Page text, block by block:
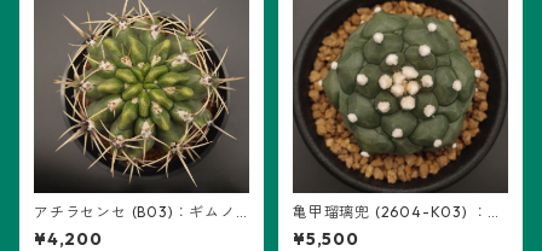
アチラセンセ (B03)：ギムノ
カリキウム属 ※実生、曙斑
¥4,200
亀甲瑠璃兜 (2604-K03) ：ア
ストロフィツム属 ※実生
¥5,500